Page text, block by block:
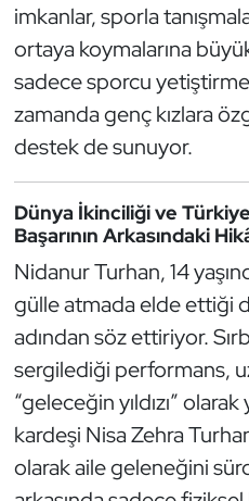
imkanlar, sporla
ortaya koymalarına
sadece sporcu
zamanda genç kızlara
destek de sunuyor.
Dünya İkinciliği ve
Başarının Arkasındaki
Nidanur Turhan, 14
gülle atmada elde ettiği
adından söz ettiriyor.
sergilediği performans,
“geleceğin yıldızı”
kardeşi Nisa Zehra
olarak aile geleneğini
Kempo
Kick Boks
Kürek
Masa Tenisi
Motor Sporları
Muay Thai
Okçuluk
Optimist